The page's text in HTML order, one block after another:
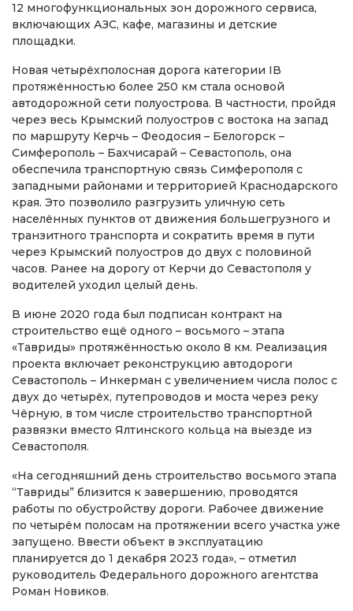
12 многофункциональных зон дорожного сервиса,
включающих АЗС, кафе, магазины и детские
площадки.
Новая четырёхполосная дорога категории IВ
протяжённостью более 250 км стала основой
автодорожной сети полуострова. В частности, пройдя
через весь Крымский полуостров с востока на запад
по маршруту Керчь – Феодосия – Белогорск –
Симферополь – Бахчисарай – Севастополь, она
обеспечила транспортную связь Симферополя с
западными районами и территорией Краснодарского
края. Это позволило разгрузить уличную сеть
населённых пунктов от движения большегрузного и
транзитного транспорта и сократить время в пути
через Крымский полуостров до двух с половиной
часов. Ранее на дорогу от Керчи до Севастополя у
водителей уходил целый день.
В июне 2020 года был подписан контракт на
строительство ещё одного – восьмого – этапа
«Тавриды» протяжённостью около 8 км. Реализация
проекта включает реконструкцию автодороги
Севастополь – Инкерман с увеличением числа полос с
двух до четырёх, путепроводов и моста через реку
Чёрную, в том числе строительство транспортной
развязки вместо Ялтинского кольца на выезде из
Севастополя.
«На сегодняшний день строительство восьмого этапа
“Тавриды” близится к завершению, проводятся
работы по обустройству дороги. Рабочее движение
по четырём полосам на протяжении всего участка уже
запущено. Ввести объект в эксплуатацию
планируется до 1 декабря 2023 года», – отметил
руководитель Федерального дорожного агентства
Роман Новиков.